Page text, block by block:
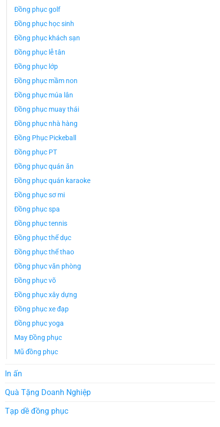
Đồng phục golf
Đồng phục học sinh
Đồng phục khách sạn
Đồng phục lễ tân
Đồng phục lớp
Đồng phục mầm non
Đồng phục múa lân
Đồng phục muay thái
Đồng phục nhà hàng
Đồng Phục Pickeball
Đồng phục PT
Đồng phục quán ăn
Đồng phục quán karaoke
Đồng phục sơ mi
Đồng phục spa
Đồng phục tennis
Đồng phục thể dục
Đồng phục thể thao
Đồng phục văn phòng
Đồng phục võ
Đồng phục xây dựng
Đồng phục xe đạp
Đồng phục yoga
May Đồng phục
Mũ đồng phục
In ấn
Quà Tặng Doanh Nghiệp
Tạp dề đồng phục